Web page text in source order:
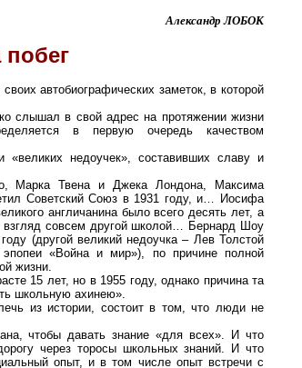
Александр ЛОБОК
автобиографических заметок, в которой
слышал в свой адрес на протяжении жизни
в первую очередь качеством
недоучек», составивших славу и
Марка Твена и Джека Лондона, Максима
Советский Союз в 1931 году, и… Иосифа
англичанина было всего десять лет, а
совсем другой школой… Бернард Шоу
(другой великий недоучка – Лев Толстой
«Война и мир»), по причине полной
жизни.
15 лет, но в 1955 году, однако причина та
школьную ахинею».
из истории, состоит в том, что люди не
чтобы давать знание «для всех». И что
через торосы школьных знаний. И что
опыт, и в том числе опыт встречи с